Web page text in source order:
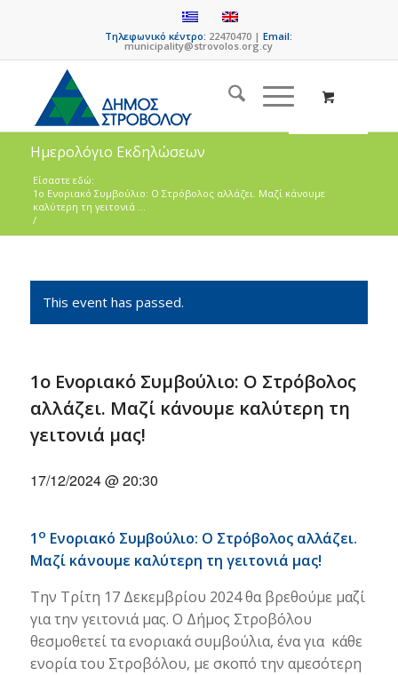
Τηλεφωνικό κέντρο: 22470470 |Email:
municipality@strovolos.org.cy
Ημερολόγιο Εκδηλώσεων
Είσαστε εδώ:
1ο Ενοριακό Συμβούλιο: Ο Στρόβολος αλλάζει. Μαζί κάνουμε
καλύτερη τη γειτονιά ...
/
This event has passed.
1ο Ενοριακό Συμβούλιο: Ο Στρόβολος
αλλάζει. Μαζί κάνουμε καλύτερη τη
γειτονιά μας!
17/12/2024 @ 20:30
1 ο Ενοριακό Συμβούλιο: Ο Στρόβολος αλλάζει.
Μαζί κάνουμε καλύτερη τη γειτονιά μας!
Την Τρίτη 17 Δεκεμβρίου 2024 θα βρεθούμε μαζί
για την γειτονιά μας. Ο Δήμος Στροβόλου
θεσμοθετεί τα ενοριακά συμβούλια, ένα για κάθε
ενορία του Στροβόλου, με σκοπό την αμεσότερη